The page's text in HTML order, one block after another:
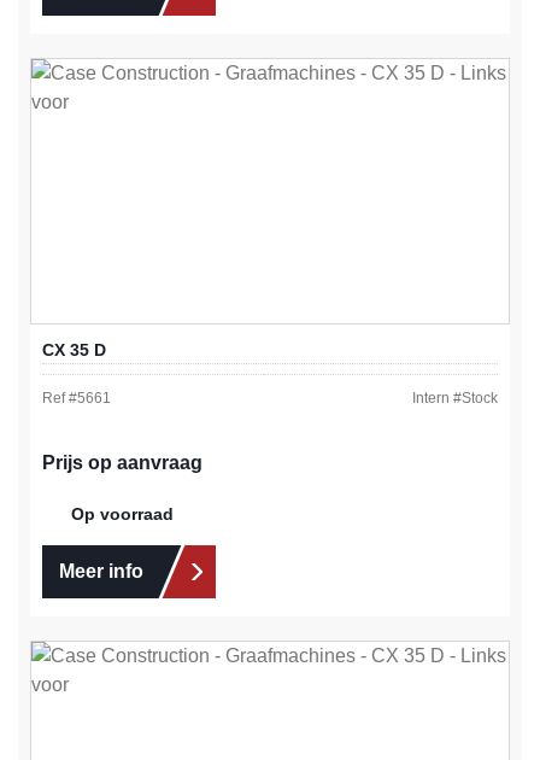
CX 35 D
Ref #5661 Intern #Stock
Prijs op aanvraag
Op voorraad
Meer info